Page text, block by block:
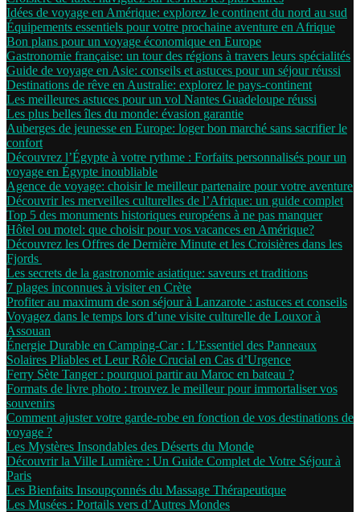
Idées de voyage en Amérique: explorez le continent du nord au sud
Équipements essentiels pour votre prochaine aventure en Afrique
Bon plans pour un voyage économique en Europe
Gastronomie française: un tour des régions à travers leurs spécialités
Guide de voyage en Asie: conseils et astuces pour un séjour réussi
Destinations de rêve en Australie: explorez le pays-continent
Les meilleures astuces pour un vol Nantes Guadeloupe réussi
Les plus belles îles du monde: évasion garantie
Auberges de jeunesse en Europe: loger bon marché sans sacrifier le
confort
Découvrez l’Égypte à votre rythme : Forfaits personnalisés pour un
voyage en Égypte inoubliable
Agence de voyage: choisir le meilleur partenaire pour votre aventure
Découvrir les merveilles culturelles de l’Afrique: un guide complet
Top 5 des monuments historiques européens à ne pas manquer
Hôtel ou motel: que choisir pour vos vacances en Amérique?
Découvrez les Offres de Dernière Minute et les Croisières dans les
Fjords
Les secrets de la gastronomie asiatique: saveurs et traditions
7 plages inconnues à visiter en Crète
Profiter au maximum de son séjour à Lanzarote : astuces et conseils
Voyagez dans le temps lors d’une visite culturelle de Louxor à
Assouan
Énergie Durable en Camping-Car : L’Essentiel des Panneaux
Solaires Pliables et Leur Rôle Crucial en Cas d’Urgence
Ferry Sète Tanger : pourquoi partir au Maroc en bateau ?
Formats de livre photo : trouvez le meilleur pour immortaliser vos
souvenirs
Comment ajuster votre garde-robe en fonction de vos destinations de
voyage ?
Les Mystères Insondables des Déserts du Monde
Découvrir la Ville Lumière : Un Guide Complet de Votre Séjour à
Paris
Les Bienfaits Insoupçonnés du Massage Thérapeutique
Les Musées : Portails vers d’Autres Mondes